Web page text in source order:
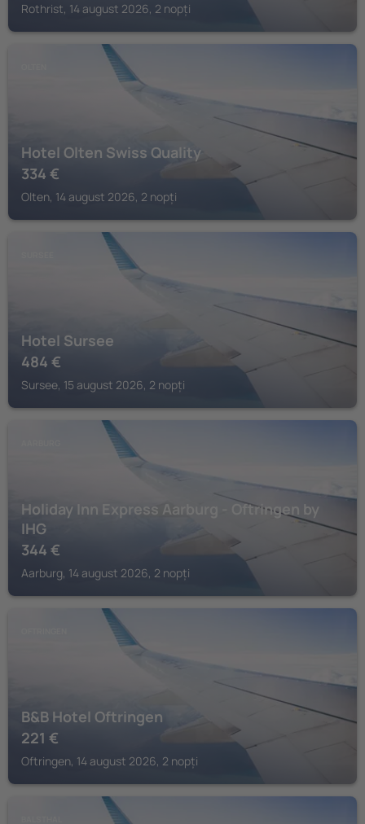
Rothrist, 14 august 2026, 2 nopți
Hotel Olten Swiss Quality
334 €
Olten, 14 august 2026, 2 nopți
Hotel Sursee
484 €
Sursee, 15 august 2026, 2 nopți
Holiday Inn Express Aarburg - Oftringen by
IHG
344 €
Aarburg, 14 august 2026, 2 nopți
B&B Hotel Oftringen
221 €
Oftringen, 14 august 2026, 2 nopți